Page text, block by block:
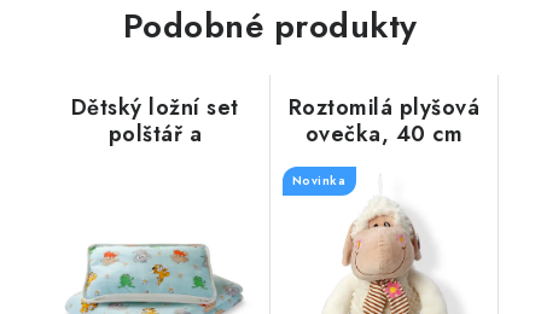
Podobné produkty
Dětský ložní set
polštář a
Roztomilá plyšová
ovečka, 40 cm
Novinka